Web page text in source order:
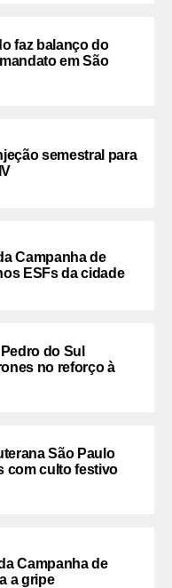
faz balanço do
em São
semestral para
Campanha de
ESFs da cidade
do Sul
no reforço à
São Paulo
com culto festivo
Campanha de
a gripe